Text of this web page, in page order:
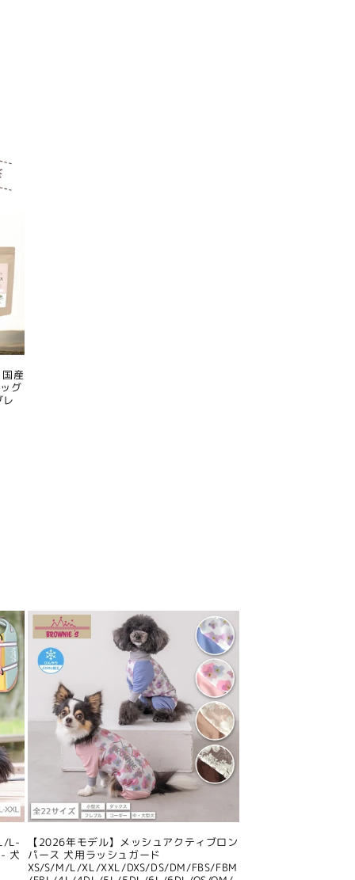
産
グ
L-
犬
【2026年モデル】メッシュアクティブロン
パース 犬用ラッシュガード
XS/S/M/L/XL/XXL/DXS/DS/DM/FBS/FBM